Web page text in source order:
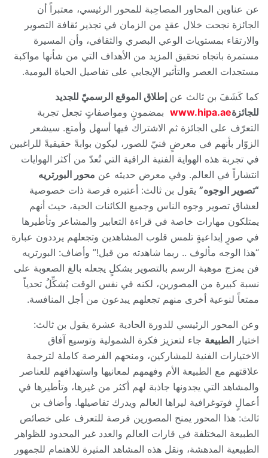
عن عناوين المحاور المصاحِبة للمحور الرئيسي، معتبراً أن
الجائزة نجحت خلال عقدٍ من الزمان في تجذير ثقافة التصوير
والارتقاء بمستويات الوعي البصري والثقافي، وأن المسيرة
مستمرة باتجاه تحقيق المزيد من الأهداف التي من شأنها مواكبة
مستجدات العصر والتأثير الإيجابي على تفاصيل الحياة اليومية.
كما كَشَفَ بن ثالث عن إطلاق الموقع الرسميّ للجديد
للجائزةwww.hipa.ae بمضمونٍ ومواصفاتٍ تجعل تجربة
التعرّف على الجائزة ثم الاشتراك فيها أسهل وأمتع. سيشعر
الزوّار بأنهم في معرضٍ فنيّ للصور، ليكون بوابةً حقيقيةً للراغبين
في تجربة هذه الهواية الفنية الراقية التي تُعدّ من أكثر الهوايات
انتشاراً في العالم. وفي معرض حديثه عن محور البورتريه
“تصوير الوجوه” يقول بن ثالث: أعتبره فرصة ذات خصوصية
لعشاق تصوير وجوه الناس وجميع الكائنات الحية، حيث أنهم
يمتلكون مهارات خاصة في قراءة التعابير والمشاعر وتأطيرها
في صورٍ إبداعيةٍ تلمس قلوب المشاهدين وتجعلهم يرددون عبارة
“هذا الوجه مألوف .. ربما شاهدته من قبل!” وأضاف: البورتريه
فن يمزج موهبة الرسم بالتصوير بشكلٍ يجعله بالغ الصعوبة على
نسبة كبيرة من المصورين، لكنه في نفس الوقت يُشكِّلُ تحدياً
ممتعاً لنوعية أخرى منهم تجعلهم يبدعون من أجل المنافسة.
وعن المحور الرئيسي للدورة الحادية عشرة يقول بن ثالث:
اختيار الطبيعة جاء لتعزيز فكرة الشمولية وتوسيع آفاق
الاختيارات الفنية للمشاركين، ومنحهم الفرصة كاملة لترجمة
علاقتهم مع الطبيعة الأم وفهمهم لمعانيها واستهدافهم للعناصر
والمشاهد التي يجدونها جاذبة لهم أكثر من غيرها، وتأطيرها في
أعمالٍ فوتوغرافية ليراها العالم ويدرك تفاصيلها. وأضاف بن
ثالث: هذا المحور يمنح المصورين فرصة للتعرف على خصائص
الطبيعة المختلفة في قارات العالم والعدد غير المحدود للظواهر
الطبيعية المدهشة، ونقل هذه المشاهد المثيرة للاهتمام للجمهور